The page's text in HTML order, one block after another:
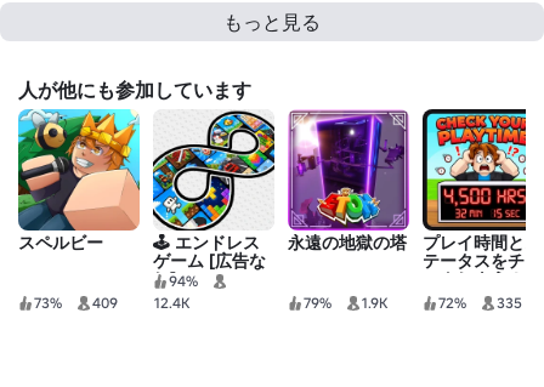
もっと見る
人が他にも参加しています
スペルビー
73% 409
🕹️ エンドレス
ゲーム [広告な
し]94%
12.4K
永遠の地獄の塔
79% 1.9K
プレイ時間とス
テータスをチェ
ックしよう！
72% 335